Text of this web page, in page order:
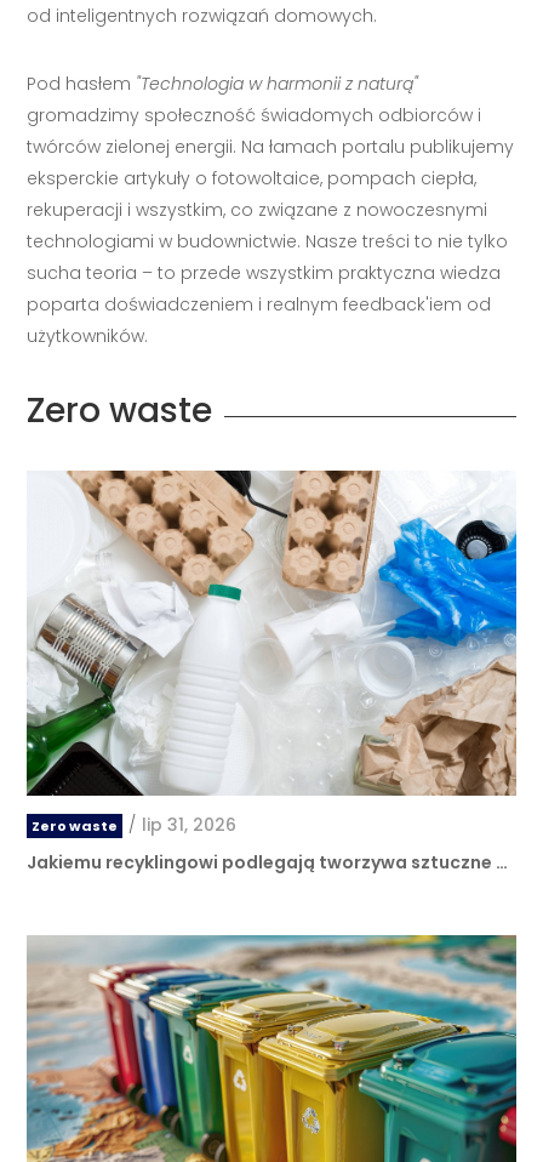
od inteligentnych rozwiązań domowych.
Pod hasłem "Technologia w harmonii z naturą"
gromadzimy społeczność świadomych odbiorców i
twórców zielonej energii. Na łamach portalu publikujemy
eksperckie artykuły o fotowoltaice, pompach ciepła,
rekuperacji i wszystkim, co związane z nowoczesnymi
technologiami w budownictwie. Nasze treści to nie tylko
sucha teoria – to przede wszystkim praktyczna wiedza
poparta doświadczeniem i realnym feedback'iem od
użytkowników.
Zero waste
Zero waste / lip 31, 2026
Jakiemu recyklingowi podlegają tworzywa sztuczne …